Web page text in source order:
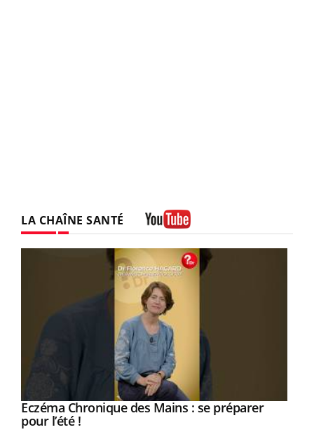
LA CHAÎNE SANTÉ
Youtube
Eczéma Chronique des Mains : se préparer
pour l’été !Youtube